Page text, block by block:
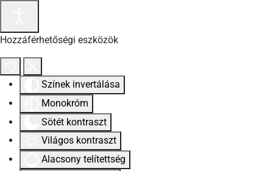
Hozzáférhetőségi eszközök
Színek invertálása
Monokróm
Sötét kontraszt
Világos kontraszt
Alacsony telítettség